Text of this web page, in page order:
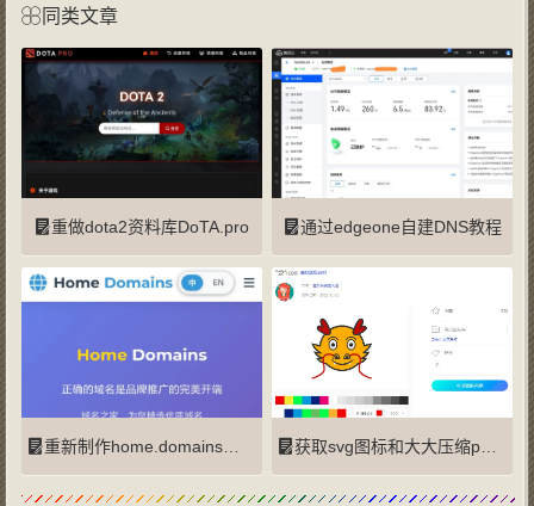
同类文章
重做dota2资料库DoTA.pro 通过edgeone自建DNS教程
重新制作home.domains网站 获取svg图标和大大压缩png图片大小的方法